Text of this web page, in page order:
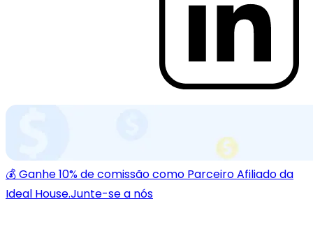
💰 Ganhe 10% de comissão como Parceiro Afiliado da
Ideal House.Junte-se a nós